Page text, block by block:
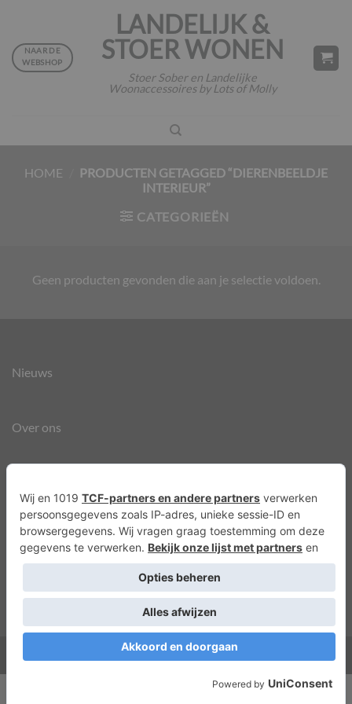
inhoud
LANDELIJK &
STOER WONEN
Stoer Sober en Landelijke
Woonaccessoires by Lots of Molly
NAAR DE
WEBSHOP
HOME
PRODUCTEN GETAGGED “DIERENBEELDJE
INTERIEUR”
CATEGORIEËN
Geen producten gevonden die aan je selectie voldoen.
Nieuws
Over ons
Privacyverklaring
Cookies
Copyright 2026 ©Lots of Molly